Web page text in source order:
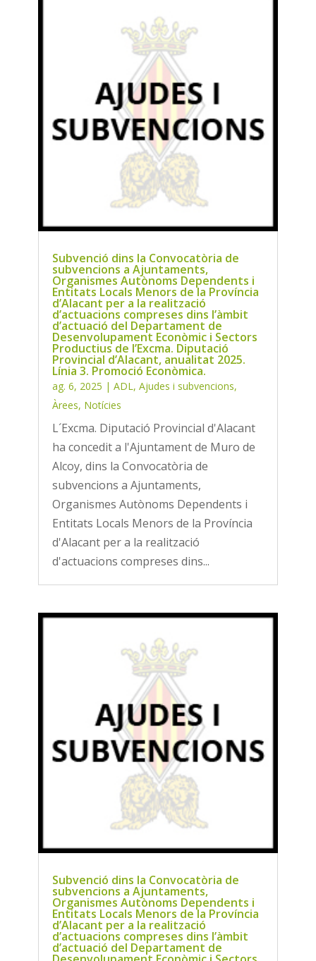
Subvenció dins la Convocatòria de
subvencions a Ajuntaments,
Organismes Autònoms Dependents i
Entitats Locals Menors de la Província
d’Alacant per a la realització
d’actuacions compreses dins l’àmbit
d’actuació del Departament de
Desenvolupament Econòmic i Sectors
Productius de l’Excma. Diputació
Provincial d’Alacant, anualitat 2025.
Línia 3. Promoció Econòmica.
ag. 6, 2025 | ADL, Ajudes i subvencions,
Àrees, Notícies
L´Excma. Diputació Provincial d'Alacant
ha concedit a l'Ajuntament de Muro de
Alcoy, dins la Convocatòria de
subvencions a Ajuntaments,
Organismes Autònoms Dependents i
Entitats Locals Menors de la Província
d'Alacant per a la realització
d'actuacions compreses dins...
Subvenció dins la Convocatòria de
subvencions a Ajuntaments,
Organismes Autònoms Dependents i
Entitats Locals Menors de la Província
d’Alacant per a la realització
d’actuacions compreses dins l’àmbit
d’actuació del Departament de